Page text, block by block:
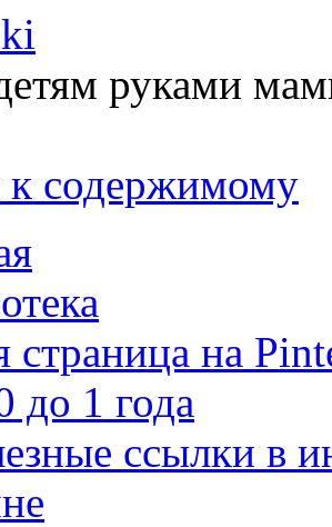
руками
к содержимому
на
до 1 года
ссылки в